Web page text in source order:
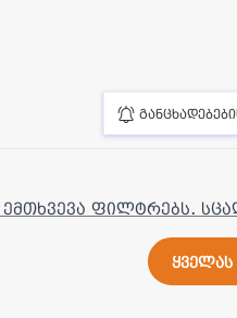
ფილტრებს.
ყველას